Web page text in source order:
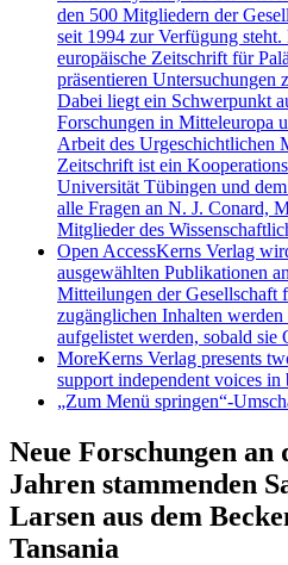
den 500 Mitgliedern der
seit 1994 zur Verfügung
europäische Zeitschrift für
präsentieren Untersuchungen
Dabei liegt ein Schwerpunkt
Forschungen in Mitteleuropa
Arbeit des Urgeschichtlichen
Zeitschrift ist ein
Universität Tübingen und
alle Fragen an N. J. Conard,
Mitglieder des
Open AccessKerns Verlag
ausgewählten Publikationen
Mitteilungen der Gesellschaft
zugänglichen Inhalten
aufgelistet werden, sobald sie
MoreKerns Verlag presents
support independent voices
„Zum Menü springen“-
Neue Forschungen an
Jahren stammenden
Larsen aus dem
Tansania